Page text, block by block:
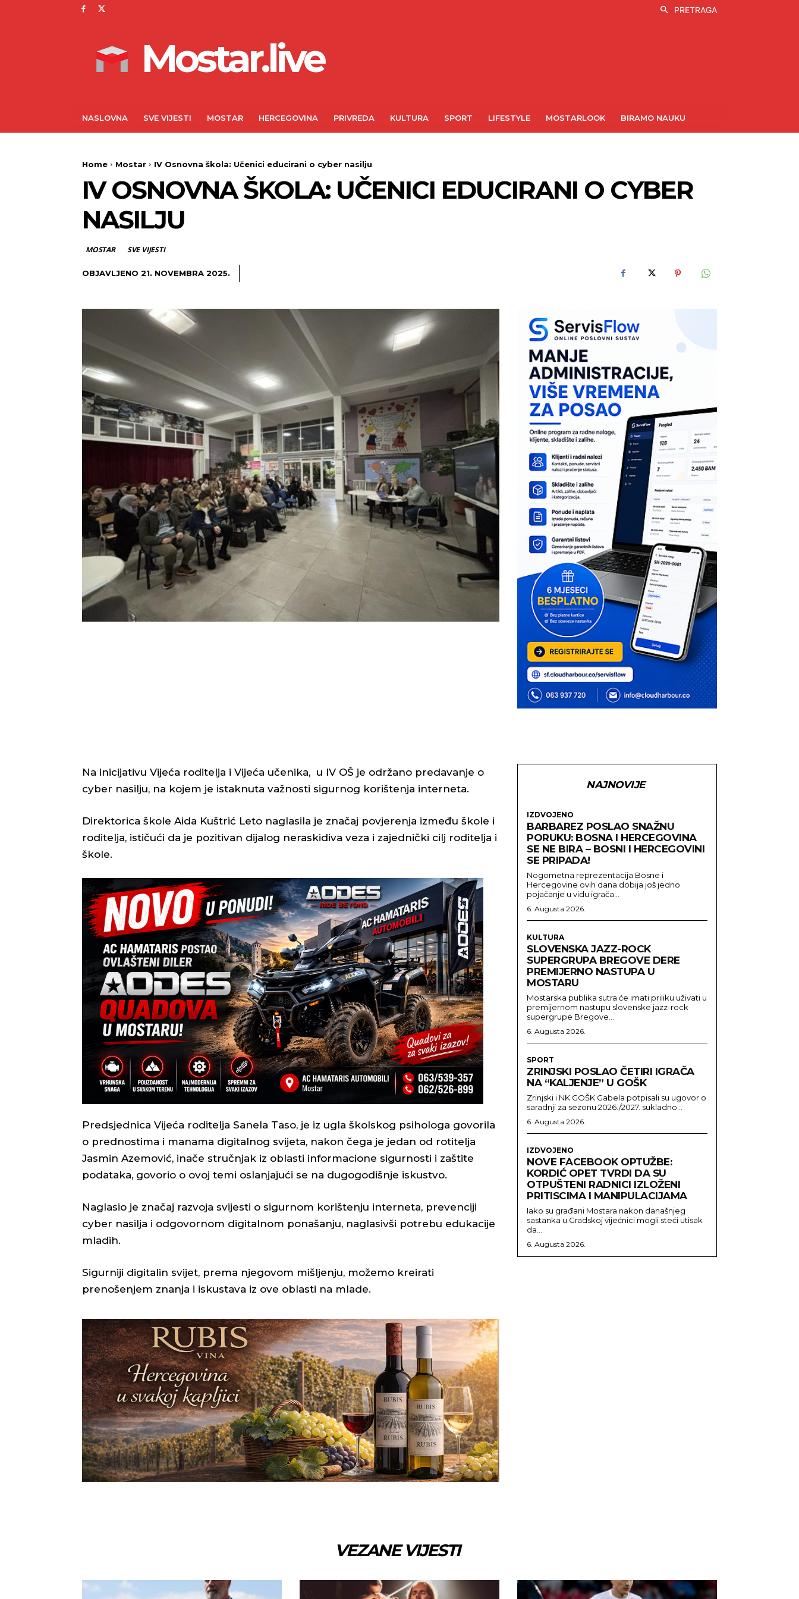
PRETRAGA
Mostar.live
NASLOVNA SVE VIJESTI MOSTAR HERCEGOVINA PRIVREDA KULTURA SPORT LIFESTYLE MOSTARLOOK BIRAMO NAUKU
Home Mostar IV Osnovna škola: Učenici educirani o cyber nasilju
IV OSNOVNA ŠKOLA: UČENICI EDUCIRANI O CYBER
NASILJU
MOSTAR SVE VIJESTI
OBJAVLJENO 21. NOVEMBRA 2025.
Na inicijativu Vijeća roditelja i Vijeća učenika, u IV OŠ je održano predavanje o
cyber nasilju, na kojem je istaknuta važnosti sigurnog korištenja interneta.
Direktorica škole Aida Kuštrić Leto naglasila je značaj povjerenja između škole i
roditelja, ističući da je pozitivan dijalog neraskidiva veza i zajednički cilj roditelja i
škole.
Predsjednica Vijeća roditelja Sanela Taso, je iz ugla školskog psihologa govorila
o prednostima i manama digitalnog svijeta, nakon čega je jedan od rotitelja
Jasmin Azemović, inače stručnjak iz oblasti informacione sigurnosti i zaštite
podataka, govorio o ovoj temi oslanjajući se na dugogodišnje iskustvo.
Naglasio je značaj razvoja svijesti o sigurnom korištenju interneta, prevenciji
cyber nasilja i odgovornom digitalnom ponašanju, naglasivši potrebu edukacije
mladih.
Sigurniji digitalin svijet, prema njegovom mišljenju, možemo kreirati
prenošenjem znanja i iskustava iz ove oblasti na mlade.
NAJNOVIJE
IZDVOJENO
BARBAREZ POSLAO SNAŽNU
PORUKU: BOSNA I HERCEGOVINA
SE NE BIRA – BOSNI I HERCEGOVINI
SE PRIPADA!
Nogometna reprezentacija Bosne i
Hercegovine ovih dana dobija još jedno
pojačanje u vidu igrača...
6. Augusta 2026.
KULTURA
SLOVENSKA JAZZ-ROCK
SUPERGRUPA BREGOVE DERE
PREMIJERNO NASTUPA U
MOSTARU
Mostarska publika sutra će imati priliku uživati u
premijernom nastupu slovenske jazz-rock
supergrupe Bregove...
6. Augusta 2026.
SPORT
ZRINJSKI POSLAO ČETIRI IGRAČA
NA “KALJENJE” U GOŠK
Zrinjski i NK GOŠK Gabela potpisali su ugovor o
saradnji za sezonu 2026./2027. sukladno...
6. Augusta 2026.
IZDVOJENO
NOVE FACEBOOK OPTUŽBE:
KORDIĆ OPET TVRDI DA SU
OTPUŠTENI RADNICI IZLOŽENI
PRITISCIMA I MANIPULACIJAMA
Iako su građani Mostara nakon današnjeg
sastanka u Gradskoj vijećnici mogli steći utisak
da...
6. Augusta 2026.
VEZANE VIJESTI